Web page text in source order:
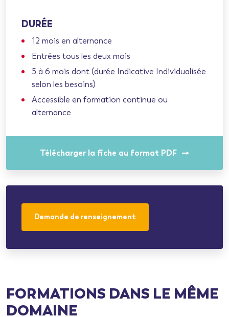
DURÉE
12 mois en alternance
Entrées tous les deux mois
5 à 6 mois dont (durée Indicative Individualisée
selon les besoins)
Accessible en formation continue ou
alternance
Télécharger la fiche au format PDF
Demande de renseignement
FORMATIONS DANS LE MÊME
DOMAINE